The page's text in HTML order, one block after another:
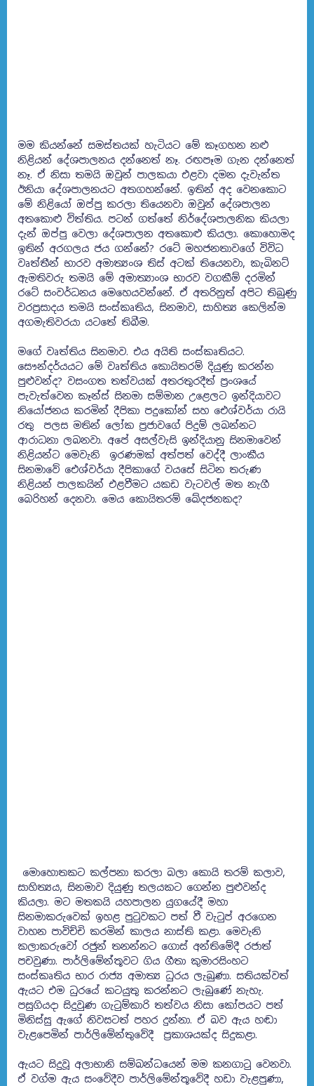
මම කියන්නේ සමස්තයක් හැටියට මේ කෑගහන නළු
නිළියන් දේශපාලනය දන්නෙත් නෑ. රඟපෑම ගැන දන්නෙත්
නෑ. ඒ නිසා තමයි ඔවුන් පාලකයා එළවා දමන දැවැන්ත
ඊනියා දේශපාලනයට අතගහන්නේ. ඉතින් අද වෙනකොට
මේ නිළියෝ ඔප්පු කරලා තියෙනවා ඔවුන් දේශපාලන
අතකොළු විත්තිය. පටන් ගත්තේ නිර්දේශපාලනික කියලා
දැන් ඔප්පු වෙලා දේශපාලන අතකොළු කියලා. කොහොමද
ඉතින් අරගලය ජය ගන්නේ? රටේ මහජනතාවගේ විවිධ
වෘත්තීන් භාරව අමාත්‍යංශ තිස් අටක් තියෙනවා, කැබිනට්
ඇමතිවරු තමයි මේ අමාත්‍යාංශ භාරව වගකීම් දරමින්
රටේ සංවර්ධනය මෙහෙයවන්නේ. ඒ අතරිනුත් අපිට තිබුණු
වරප්‍රසාදය තමයි සංස්කෘතිය, සිනමාව, සාහිත්‍ය කෙලින්ම
අගමැතිවරයා යටතේ තිබීම.
මගේ වෘත්තිය සිනමාව. එය අයිති සංස්කෘතියට.
සෞන්දර්යයට මේ වෘත්තිය කොයිතරම් දියුණු කරන්න
පුළුවන්ද? වසංගත තත්වයක් අතරතුරදීත් ප්‍රංශයේ
පැවැත්වෙන කෑන්ස් සිනමා සම්මාන උළෙලට ඉන්දියාවට
නියෝජනය කරමින් දීපිකා පදුකෝන් සහ ඓශ්වර්යා රායි
රතු පලස මතින් ලෝක ප්‍රජාවගේ පිදුම් ලබන්නට
ආරාධනා ලබනවා. අපේ අසල්වැසි ඉන්දියානු සිනමාවෙන්
නිළියන්ට මෙවැනි ඉරණමක් අත්පත් වෙද්දී ලාංකීය
සිනමාවේ ඓශ්වර්යා දීපිකාගේ වයසේ සිටින තරුණ
නිළියන් පාලකයින් එළවීමට යකඩ වැටවල් මත නැගී
බෙරිහන් දෙනවා. මෙය කොයිතරම් ඛේදජනකද?
මොහොතකට කල්පනා කරලා බලා කොයි තරම් කලාව,
සාහිත්‍යය, සිනමාව දියුණු තලයකට ගෙන්න පුළුවන්ද
කියලා. මට මතකයි යහපාලන යුගයේදී මහා
සිනමාකරුවෙක් ඉහළ පුටුවකට පත් වී වැටුප් අරගෙන
වාහන පාවිච්චි කරමින් කාලය නාස්ති කළා. මෙවැනි
කලාකරුවෝ රජුන් තනන්නට ගොස් අන්තිමේදී රජාත්
පචවුණා. පාර්ලිමේන්තූවට ගිය ගීතා කුමාරසිංහට
සංස්කෘතිය භාර රාජ්‍ය අමාත්‍ය ධුරය ලැබුණා. සතියක්වත්
ඇයට එම ධුරයේ කටයුතු කරන්නට ලැබුණේ නැහැ.
පසුගියදා සිදුවුණ ගැටුම්කාරි තත්වය නිසා කෝපයට පත්
මිනිස්සු ඇගේ නිවසටත් පහර දුන්නා. ඒ බව ඇය හඬා
වැළපෙමින් පාර්ලිමේන්තුවේදී ප්‍රකාශයක්ද සිදුකළා.
ඇයට සිදුවූ අලාභානි සම්බන්ධයෙන් මම කනගාටු වෙනවා.
ඒ වග්ම ඇය සංවේදීව පාර්ලිමේන්තූවේදී හඩා වැළපුණා,